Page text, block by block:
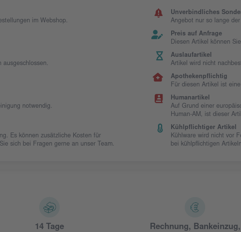
im Webshop.
Unverbindliches
Angebot nur so lange der
Preis auf Anfrage
Diesen Artikel können
ausgeschlossen.
Auslaufartikel
Artikel wird nicht
Apothekenpflichtig
Für diesen Artikel ist
notwendig.
Humanartikel
Auf Grund einer
Human-AM, ist dieser
Es können zusätzliche Kosten für
sich bei Fragen gerne an unser Team.
Kühlpflichtiger Artikel
Kühlware wird nicht vor
bei kühlpflichtigen
14 Tage
Rechnung, Bankeinzug,